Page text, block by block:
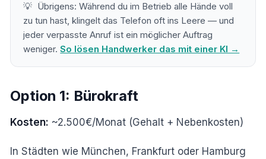
💡 Übrigens: Während du im Betrieb alle Hände voll
zu tun hast, klingelt das Telefon oft ins Leere — und
jeder verpasste Anruf ist ein möglicher Auftrag
weniger.So lösen Handwerker das mit einer KI →
Option 1: Bürokraft
Kosten: ~2.500€/Monat (Gehalt + Nebenkosten)
In Städten wie München, Frankfurt oder Hamburg